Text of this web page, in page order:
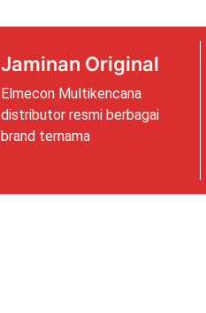
Jaminan Original
Elmecon Multikencana
distributor resmi berbagai
brand ternama